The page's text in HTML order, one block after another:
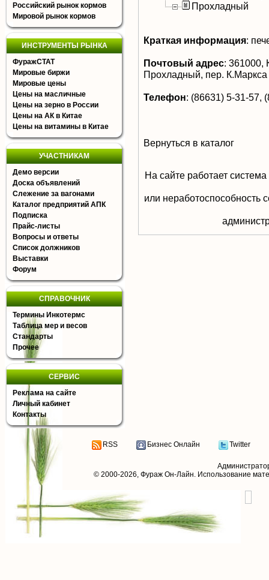
Российский рынок кормов
Мировой рынок кормов
ИНСТРУМЕНТЫ РЫНКА
ФуражСТАТ
Мировые биржи
Мировые цены
Цены на масличные
Цены на зерно в России
Цены на АК в Китае
Цены на витамины в Китае
УЧАСТНИКАМ
Демо версии
Доска объявлений
Слежение за вагонами
Каталог предприятий АПК
Подписка
Прайс-листы
Вопросы и ответы
Список должников
Выставки
Форум
СПРАВОЧНИК
Термины Инкотермс
Таблица мер и весов
Стандарты
Прочее
СЕРВИС
Реклама на сайте
Личный кабинет
Контакты
Прохладный
Краткая информация:
Почтовый адрес: 361000,
Прохладный, пер. К.Маркса
Телефон: (86631) 5-31-57,
Вернуться в каталог
На сайте работает
или неработоспособность
RSS Бизнес Онлайн Twitter
© 2000-2026, Фураж Он-Лайн. Использование